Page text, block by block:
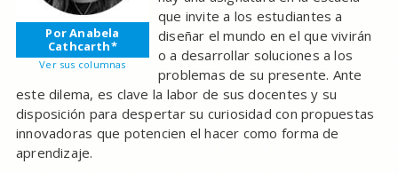
Por Anabela
Cathcarth*
Ver sus columnas
que invite a los estudiantes a
diseñar el mundo en el que vivirán
o a desarrollar soluciones a los
problemas de su presente. Ante
este dilema, es clave la labor de sus docentes y su
disposición para despertar su curiosidad con propuestas
innovadoras que potencien el hacer como forma de
aprendizaje.